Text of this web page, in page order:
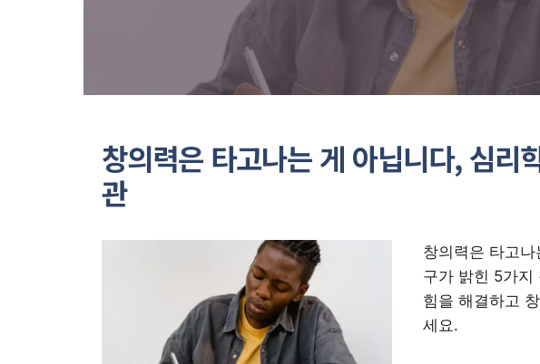
창의력은 타고나는 게 아닙니다, 심리
관
창의력은 타고
구가 밝힌 5가지
힘을 해결하고
세요.